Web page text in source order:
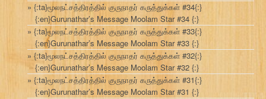
{:ta}மூலநட்சத்திரத்தில் குருநாதர் கருத்துக்கள் #34{:}
{:en}Gurunathar’s Message Moolam Star #34 {:}
{:ta}மூலநட்சத்திரத்தில் குருநாதர் கருத்துக்கள் #33{:}
{:en}Gurunathar’s Message Moolam Star #33 {:}
{:ta}மூலநட்சத்திரத்தில் குருநாதர் கருத்துக்கள் #32{:}
{:en}Gurunathar’s Message Moolam Star #32 {:}
{:ta}மூலநட்சத்திரத்தில் குருநாதர் கருத்துக்கள் #31{:}
{:en}Gurunathar’s Message Moolam Star #31 {:}